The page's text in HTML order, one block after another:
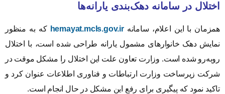
اختلال در سامانه دهک‌بندی یارانه‌ها
همزمان با این اعلام، سامانه hemayat.mcls.gov.ir که به منظور
نمایش دهک خانوارهای مشمول یارانه طراحی شده است، با اختلال
روبه‌رو شده است. وزارت تعاون علت این اختلال را مشکل موقت در
شرکت زیرساخت وزارت ارتباطات و فناوری اطلاعات عنوان کرد و
تاکید نمود که پیگیری برای رفع این مشکل در حال انجام است.